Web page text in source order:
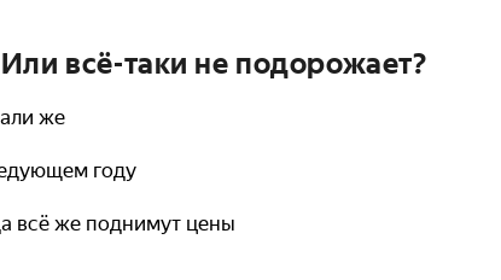
всё-таки не подорожает?
же
году
всё же поднимут цены